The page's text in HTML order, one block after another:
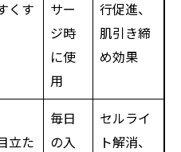
くす
サー
ジ時
に使
用
行促進、
肌引き締
め効果
立た
毎日
の入
セルライ
ト解消、